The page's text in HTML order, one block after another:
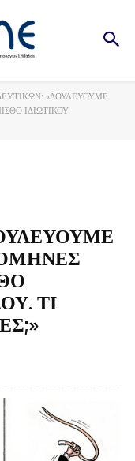
«ΔΟΥΛΕΥΟΥΜΕ
ΙΔΙΩΤΙΚΟΥ
ΤΙ